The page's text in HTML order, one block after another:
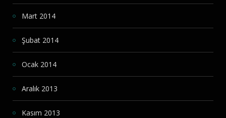
Mart 2014
Şubat 2014
Ocak 2014
Aralık 2013
Kasım 2013